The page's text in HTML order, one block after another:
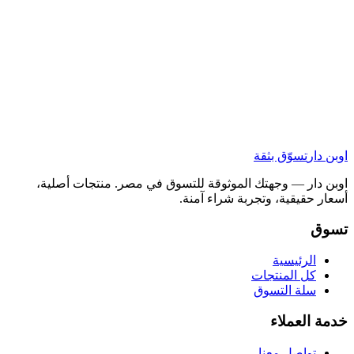
اوبن دار تسوّق بثقة
اوبن دار — وجهتك الموثوقة للتسوق في مصر. منتجات أصلية،
أسعار حقيقية، وتجربة شراء آمنة.
تسوق
الرئيسية
كل المنتجات
سلة التسوق
خدمة العملاء